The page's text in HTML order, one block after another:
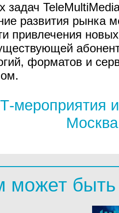
задач
развития рынка
привлечения
форматов и
мероприятия
Москва
может быть